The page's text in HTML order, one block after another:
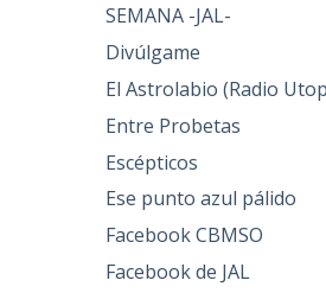
SEMANA -JAL-
Divúlgame
El Astrolabio (Radio
Entre Probetas
Escépticos
Ese punto azul pálido
Facebook CBMSO
Facebook de JAL